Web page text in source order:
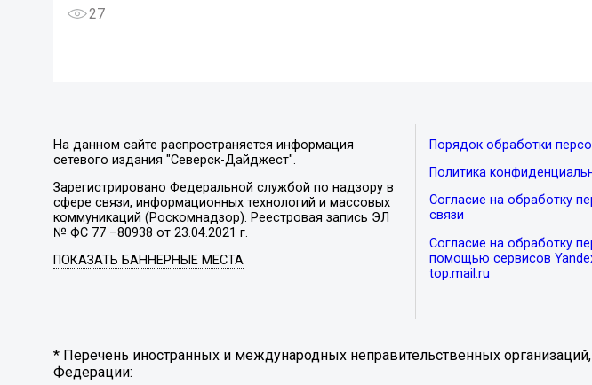
27
На данном сайте распространяется информация
сетевого издания "Северск-Дайджест".
Зарегистрировано Федеральной службой по надзору в
сфере связи, информационных технологий и массовых
коммуникаций (Роскомнадзор). Реестровая запись ЭЛ
№ ФС 77 –80938 от 23.04.2021 г.
ПОКАЗАТЬ БАННЕРНЫЕ МЕСТА
Порядок обработки
Политика
Согласие на обработку
связи
Согласие на обработку
помощью сервисов
top.mail.ru
* Перечень иностранных и международных неправительственных
Федерации: